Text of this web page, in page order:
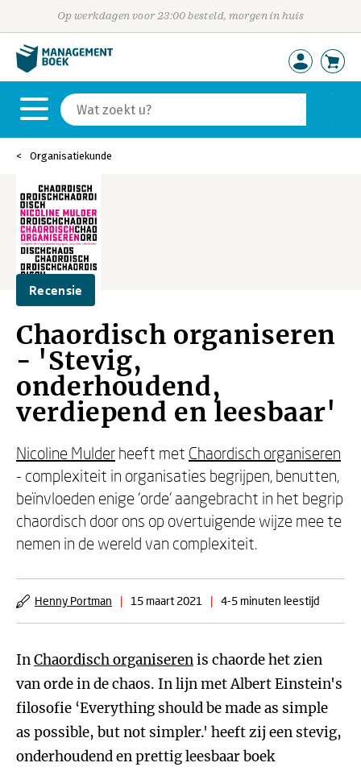
Op werkdagen voor 23:00 besteld, morgen in huis
Organisatiekunde
Recensie
Chaordisch organiseren
- 'Stevig,
onderhoudend,
verdiepend en leesbaar'
Nicoline Mulder heeft met Chaordisch organiseren
- complexiteit in organisaties begrijpen, benutten,
beïnvloeden enige ‘orde' aangebracht in het begrip
chaordisch door ons op overtuigende wijze mee te
nemen in de wereld van complexiteit.
Henny Portman | 15 maart 2021 | 4-5 minuten leestijd
InChaordisch organiserenis chaorde het zien
van orde in de chaos. In lijn met Albert Einstein's
filosofie ‘Everything should be made as simple
as possible, but not simpler.' heeft zij een stevig,
onderhoudend en prettig leesbaar boek